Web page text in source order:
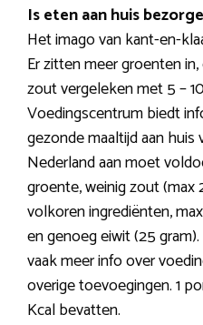
Is eten aan huis
Het imago van kant-en-
Er zitten meer groenten
zout vergeleken met 5 –
Voedingscentrum biedt
gezonde maaltijd aan
Nederland aan moet
groente, weinig zout (max
volkoren ingrediënten,
en genoeg eiwit (25
vaak meer info over
overige toevoegingen. 1
Kcal bevatten.